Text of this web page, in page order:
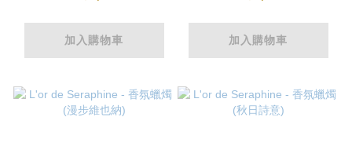
加入購物車 加入購物車